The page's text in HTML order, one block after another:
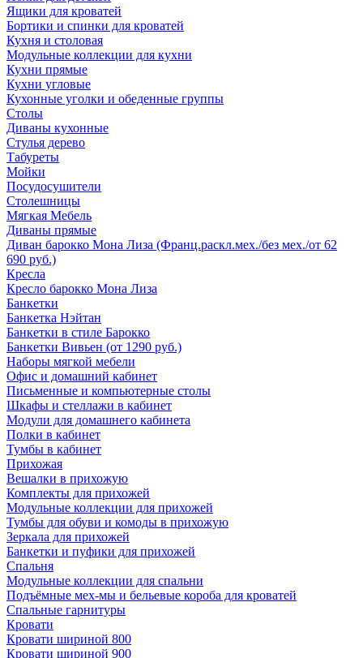
Ящики для кроватей
Бортики и спинки для кроватей
Кухня и столовая
Модульные коллекции для кухни
Кухни прямые
Кухни угловые
Кухонные уголки и обеденные группы
Столы
Диваны кухонные
Стулья дерево
Табуреты
Мойки
Посудосушители
Столешницы
Мягкая Мебель
Диваны прямые
Диван барокко Мона Лиза (Франц.раскл.мех./без мех./от 62
690 руб.)
Кресла
Кресло барокко Мона Лиза
Банкетки
Банкетка Нэйтан
Банкетки в стиле Барокко
Банкетки Вивьен (от 1290 руб.)
Наборы мягкой мебели
Офис и домашний кабинет
Письменные и компьютерные столы
Шкафы и стеллажи в кабинет
Модули для домашнего кабинета
Полки в кабинет
Тумбы в кабинет
Прихожая
Вешалки в прихожую
Комплекты для прихожей
Модульные коллекции для прихожей
Тумбы для обуви и комоды в прихожую
Зеркала для прихожей
Банкетки и пуфики для прихожей
Спальня
Модульные коллекции для спальни
Подъёмные мех-мы и бельевые короба для кроватей
Спальные гарнитуры
Кровати
Кровати шириной 800
Кровати шириной 900